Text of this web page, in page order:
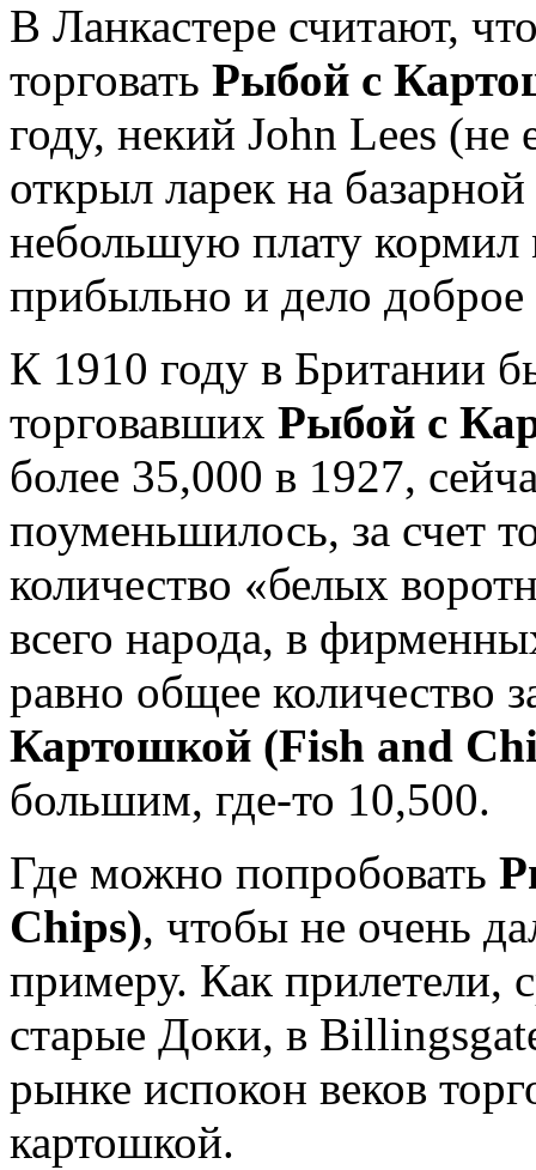
В Ланкастере считают,
торговать Рыбой с
году, некий John Lees
открыл ларек на
небольшую плату кормил
прибыльно и дело доброе
К 1910 году в Британии
торговавших Рыбой с
более 35,000 в 1927,
поуменьшилось, за счет
количество «белых
всего народа, в
равно общее количество
Картошкой (Fish and
большим, где-то 10,500.
Где можно попробовать
Chips), чтобы не очень
примеру. Как прилетели,
старые Доки, в
рынке испокон веков
картошкой.